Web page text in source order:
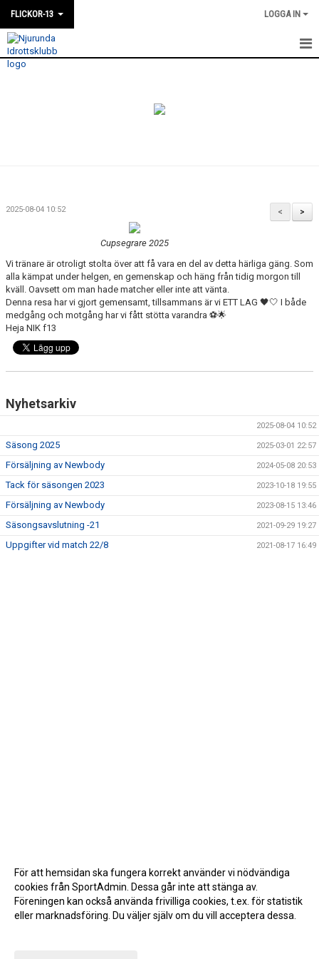
FLICKOR-13 LOGGA IN
HEM
>
<
2025-08-04 10:52
Cupsegrare 2025
Vi tränare är otroligt stolta över att få vara en del av detta härliga gäng. Som
alla kämpat under helgen, en gemenskap och häng från tidig morgon till
kväll. Oavsett om man hade matcher eller inte att vänta.
Denna resa har vi gjort gemensamt, tillsammans är vi ETT LAG 🖤🤍 I både
medgång och motgång har vi fått stötta varandra ⚽️🌟
Heja NIK f13
Nyhetsarkiv
2025-08-04 10:52
Säsong 2025 2025-03-01 22:57
Försäljning av Newbody 2024-05-08 20:53
Tack för säsongen 2023 2023-10-18 19:55
Försäljning av Newbody 2023-08-15 13:46
Säsongsavslutning -21 2021-09-29 19:27
Uppgifter vid match 22/8 2021-08-17 16:49
För att hemsidan ska fungera korrekt använder vi nödvändiga
cookies från SportAdmin. Dessa går inte att stänga av.
Föreningen kan också använda frivilliga cookies, t.ex. för statistik
eller marknadsföring. Du väljer själv om du vill acceptera dessa.